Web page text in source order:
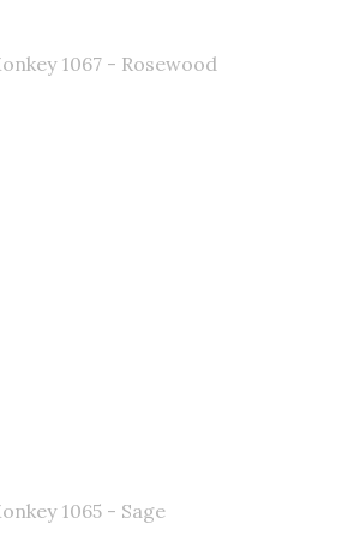
1067 - Rosewood
1065 - Sage